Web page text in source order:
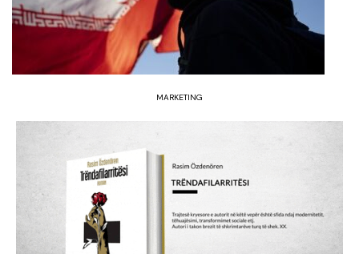
MARKETING